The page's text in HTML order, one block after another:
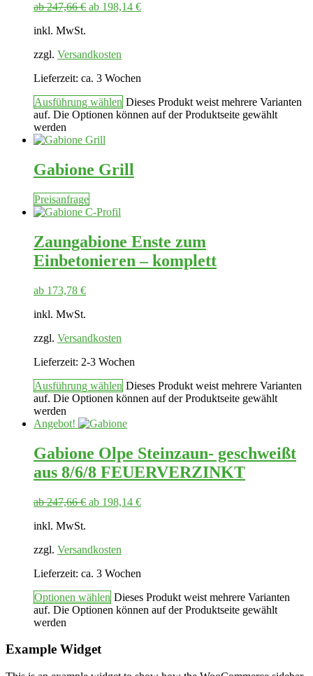
ab247,66€ ab 198,14 €
inkl. MwSt.
zzgl. Versandkosten
Lieferzeit: ca. 3 Wochen
Ausführung wählen Dieses Produkt weist mehrere Varianten
auf. Die Optionen können auf der Produktseite gewählt
werden
Gabione Grill
Preisanfrage
Zaungabione Enste zum
Einbetonieren – komplett
ab 173,78 €
inkl. MwSt.
zzgl. Versandkosten
Lieferzeit: 2-3 Wochen
Ausführung wählen Dieses Produkt weist mehrere Varianten
auf. Die Optionen können auf der Produktseite gewählt
werden
Angebot!
Gabione Olpe Steinzaun- geschweißt
aus 8/6/8 FEUERVERZINKT
ab247,66€ ab 198,14 €
inkl. MwSt.
zzgl. Versandkosten
Lieferzeit: ca. 3 Wochen
Optionen wählen Dieses Produkt weist mehrere Varianten
auf. Die Optionen können auf der Produktseite gewählt
werden
Example Widget